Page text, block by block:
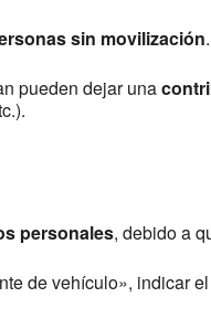
sin movilización.
pueden dejar una
personales, debido a
de vehículo», indicar